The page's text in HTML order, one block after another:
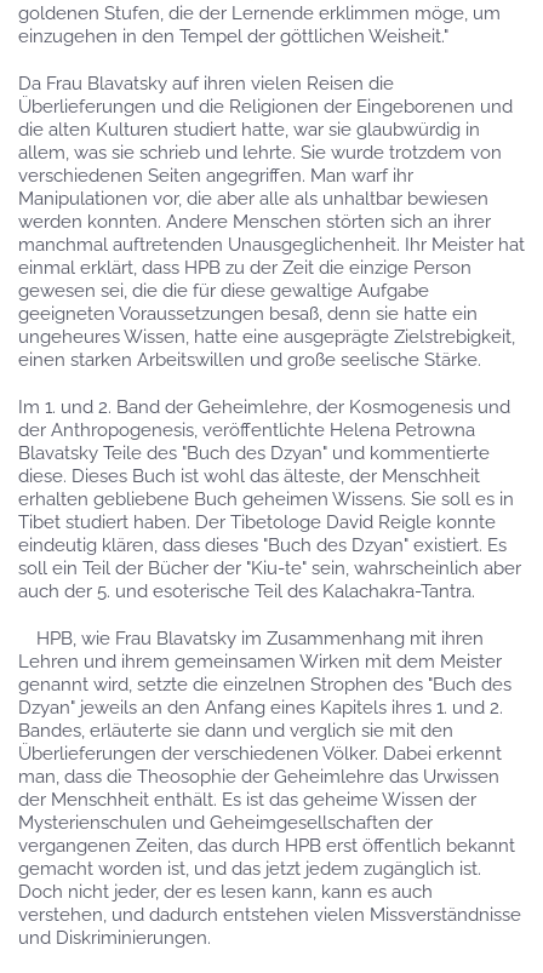
goldenen Stufen, die der Lernende erklimmen möge, um
einzugehen in den Tempel der göttlichen Weisheit."
Da Frau Blavatsky auf ihren vielen Reisen die
Überlieferungen und die Religionen der Eingeborenen und
die alten Kulturen studiert hatte, war sie glaubwürdig in
allem, was sie schrieb und lehrte. Sie wurde trotzdem von
verschiedenen Seiten angegriffen. Man warf ihr
Manipulationen vor, die aber alle als unhaltbar bewiesen
werden konnten. Andere Menschen störten sich an ihrer
manchmal auftretenden Unausgeglichenheit. Ihr Meister hat
einmal erklärt, dass HPB zu der Zeit die einzige Person
gewesen sei, die die für diese gewaltige Aufgabe
geeigneten Voraussetzungen besaß, denn sie hatte ein
ungeheures Wissen, hatte eine ausgeprägte Zielstrebigkeit,
einen starken Arbeitswillen und große seelische Stärke.
Im 1. und 2. Band der Geheimlehre, der Kosmogenesis und
der Anthropogenesis, veröffentlichte Helena Petrowna
Blavatsky Teile des "Buch des Dzyan" und kommentierte
diese. Dieses Buch ist wohl das älteste, der Menschheit
erhalten gebliebene Buch geheimen Wissens. Sie soll es in
Tibet studiert haben. Der Tibetologe David Reigle konnte
eindeutig klären, dass dieses "Buch des Dzyan" existiert. Es
soll ein Teil der Bücher der "Kiu-te" sein, wahrscheinlich aber
auch der 5. und esoterische Teil des Kalachakra-Tantra.
HPB, wie Frau Blavatsky im Zusammenhang mit ihren
Lehren und ihrem gemeinsamen Wirken mit dem Meister
genannt wird, setzte die einzelnen Strophen des "Buch des
Dzyan" jeweils an den Anfang eines Kapitels ihres 1. und 2.
Bandes, erläuterte sie dann und verglich sie mit den
Überlieferungen der verschiedenen Völker. Dabei erkennt
man, dass die Theosophie der Geheimlehre das Urwissen
der Menschheit enthält. Es ist das geheime Wissen der
Mysterienschulen und Geheimgesellschaften der
vergangenen Zeiten, das durch HPB erst öffentlich bekannt
gemacht worden ist, und das jetzt jedem zugänglich ist.
Doch nicht jeder, der es lesen kann, kann es auch
verstehen, und dadurch entstehen vielen Missverständnisse
und Diskriminierungen.